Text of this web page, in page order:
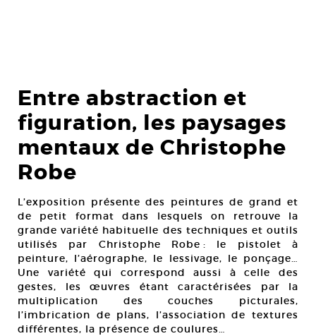
Entre abstraction et
figuration, les paysages
mentaux de Christophe
Robe
L’exposition présente des peintures de grand et
de petit format dans lesquels on retrouve la
grande variété habituelle des techniques et outils
utilisés par Christophe Robe : le pistolet à
peinture, l’aérographe, le lessivage, le ponçage…
Une variété qui correspond aussi à celle des
gestes, les œuvres étant caractérisées par la
multiplication des couches picturales,
l’imbrication de plans, l’association de textures
différentes, la présence de coulures…